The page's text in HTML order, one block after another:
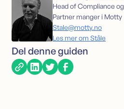
Head of Compliance og
Partner manger i Motty
Stale@motty.no
Les mer om Ståle
Del denne guiden